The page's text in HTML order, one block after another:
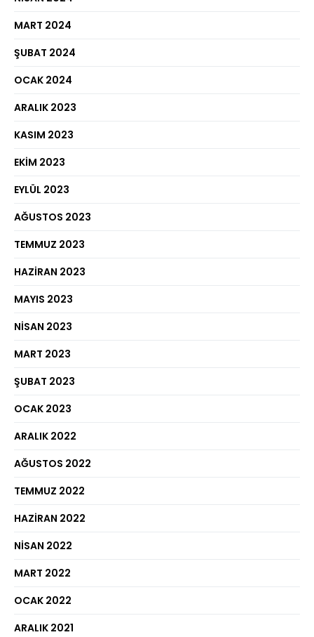
MART 2024
ŞUBAT 2024
OCAK 2024
ARALIK 2023
KASIM 2023
EKIM 2023
EYLÜL 2023
AĞUSTOS 2023
TEMMUZ 2023
HAZIRAN 2023
MAYIS 2023
NISAN 2023
MART 2023
ŞUBAT 2023
OCAK 2023
ARALIK 2022
AĞUSTOS 2022
TEMMUZ 2022
HAZIRAN 2022
NISAN 2022
MART 2022
OCAK 2022
ARALIK 2021